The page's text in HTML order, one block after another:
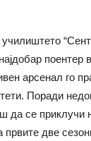
поентер
арсенал го
Поради
да се приклучи
првите две